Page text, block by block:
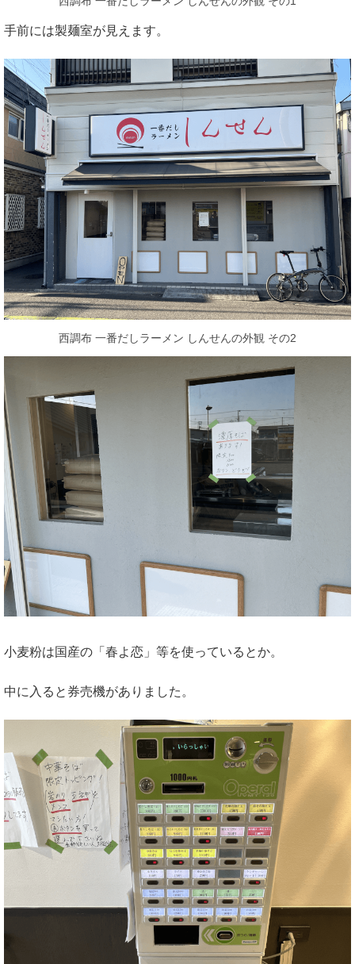
手前には製麺室が見えます。
西調布 一番だしラーメン しんせんの外観 その2
小麦粉は国産の「春よ恋」等を使っているとか。
中に入ると券売機がありました。